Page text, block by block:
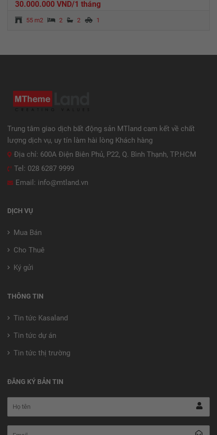
30.000.000 VND/1 tháng
55 m2 2 2 1
Trung tâm giao dịch bất động sản MTland cam kết về chất
lượng dịch vụ, uy tín làm hài lòng Khách hàng
Địa chỉ: 600A Điện Biên Phủ, P22, Q. Bình Thạnh, TP.HCM
Tel: 028 6287 9999
Email: info@mtland.vn
DỊCH VỤ
Mua Bán
Cho Thuê
Ký gửi
THÔNG TIN
Tin tức Kasaland
Tin tức dự án
Tin tức thị trường
ĐĂNG KÝ BẢN TIN